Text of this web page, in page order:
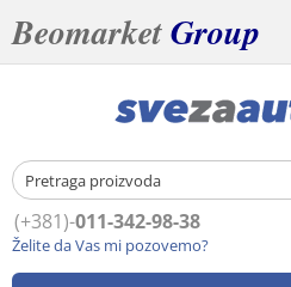
BeomarketGroup
(+381)-011-342-98-38
Želite da Vas mi pozovemo?